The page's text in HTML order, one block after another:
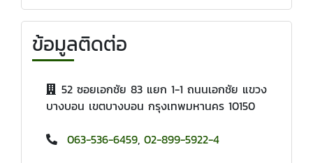
ข้อมูลติดต่อ
52 ซอยเอกชัย 83 แยก 1-1 ถนนเอกชัย แขวง
บางบอน เขตบางบอน กรุงเทพมหานคร 10150
063-536-6459, 02-899-5922-4